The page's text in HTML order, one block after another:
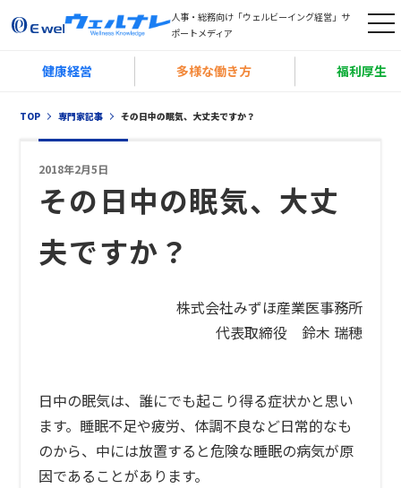
人事・総務向け「ウェルビーイング経営」サ
ポートメディア
t
g
健康経営 多様な働き方 福利厚生
TOP 専門家記事 その日中の眠気、大丈夫ですか？
2018年2月5日
その日中の眠気、大丈
夫ですか？
株式会社みずほ産業医事務所
代表取締役 鈴木 瑞穂
日中の眠気は、誰にでも起こり得る症状かと思い
ます。睡眠不足や疲労、体調不良など日常的なも
のから、中には放置すると危険な睡眠の病気が原
因であることがあります。